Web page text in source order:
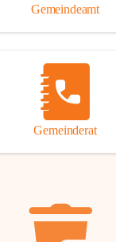
Gemeindeamt
Gemeinderat